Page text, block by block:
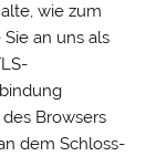
wie zum
an uns als
Browsers
dem Schloss-